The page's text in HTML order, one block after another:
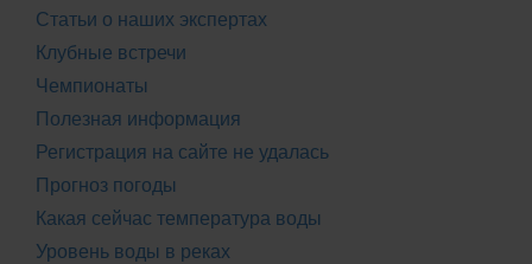
Статьи о наших экспертах
Клубные встречи
Чемпионаты
Полезная информация
Регистрация на сайте не удалась
Прогноз погоды
Какая сейчас температура воды
Уровень воды в реках